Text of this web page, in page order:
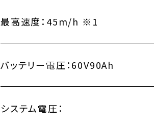
最高速度： 45m/h ※1
バッテリー電圧：60V90Ah
システム電圧：